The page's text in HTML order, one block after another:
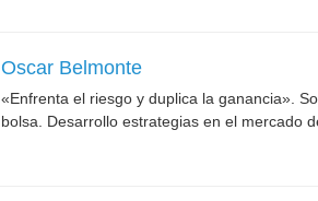
Oscar Belmonte
«Enfrenta el riesgo y duplica la ganancia».
bolsa. Desarrollo estrategias en el mercado